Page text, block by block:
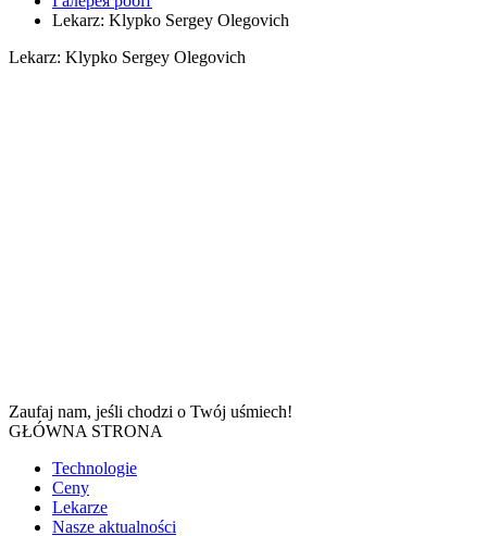
Lekarz: Klypko Sergey Olegovich
Lekarz: Klypko Sergey Olegovich
Zaufaj nam, jeśli chodzi o Twój uśmiech!
GŁÓWNA STRONA
Technologie
Ceny
Lekarze
Nasze aktualności